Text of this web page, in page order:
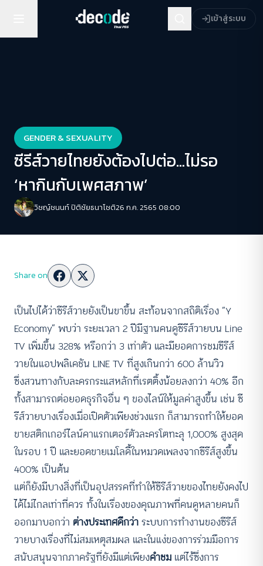
เข้าสู่ระบบ
GENDER & SEXUALITY
ซีรีส์วายไทยยังต้องไปต่อ…ไม่รอ
‘หากินกับเพศสภาพ’
วิชญ์ช​นนท์​ ปิติ​ชัย​ธ​นา​โชติ​26 ก.ค. 2565 08:00
Share on
เป็นไปได้ว่าซีรีส์วายยังเป็นขาขึ้น สะท้อนจากสถิติเรื่อง “Y
Economy” พบว่า ระยะเวลา 2 ปีมีฐานคนดูซีรีส์วายบน Line
TV เพิ่มขึ้น 328% หรือกว่า 3 เท่าตัว และมียอดการชมซีรีส์
วายในแอปพลิเคชัน LINE TV ที่สูงเกินกว่า 600 ล้านวิว
ซึ่งสวนทางกับละครกระแสหลักที่เรตติ้งน้อยลงกว่า 40% อีก
ทั้งสามารถต่อยอดธุรกิจอื่น ๆ ของไลน์ให้มูลค่าสูงขึ้น เช่น ซี
รีส์วายบางเรื่องเมื่อเปิดตัวเพียงช่วงแรก ก็สามารถทำให้ยอด
ขายสติกเกอร์ไลน์คาแรกเตอร์ตัวละครโตทะลุ 1,000% สูงสุด
ในรอบ 1 ปี และยอดขายเมโลดี้ในหมวดเพลงจากซีรีส์สูงขึ้น
400% เป็นต้น
แต่ก็ยังมีบางสิ่งที่เป็นอุปสรรคที่ทำให้ซีรีส์วายของไทยยังคงไป
ได้ไม่ไกลเท่าที่ควร ทั้งในเรื่องของคุณภาพที่คนดูหลายคนก็
ออกมาบอกว่า ต่างประเทศดีกว่าระบบการทำงานของซีรีส์
วายบางเรื่องที่ไม่สมเหตุสมผล และในแง่ของการร่วมมือการ
สนับสนุนจากภาครัฐที่ยังมีแต่เพียงคำชม แต่ไร้ซึ่งการ